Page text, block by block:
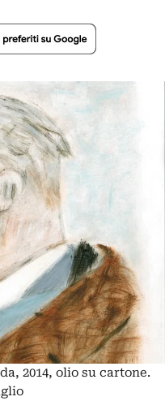
2014, olio su cartone.